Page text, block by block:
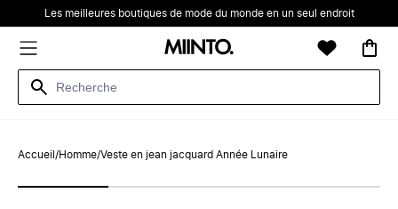
Les meilleures boutiques de mode du monde en un seul endroit
Accueil /Homme/Veste en jean jacquard Année Lunaire